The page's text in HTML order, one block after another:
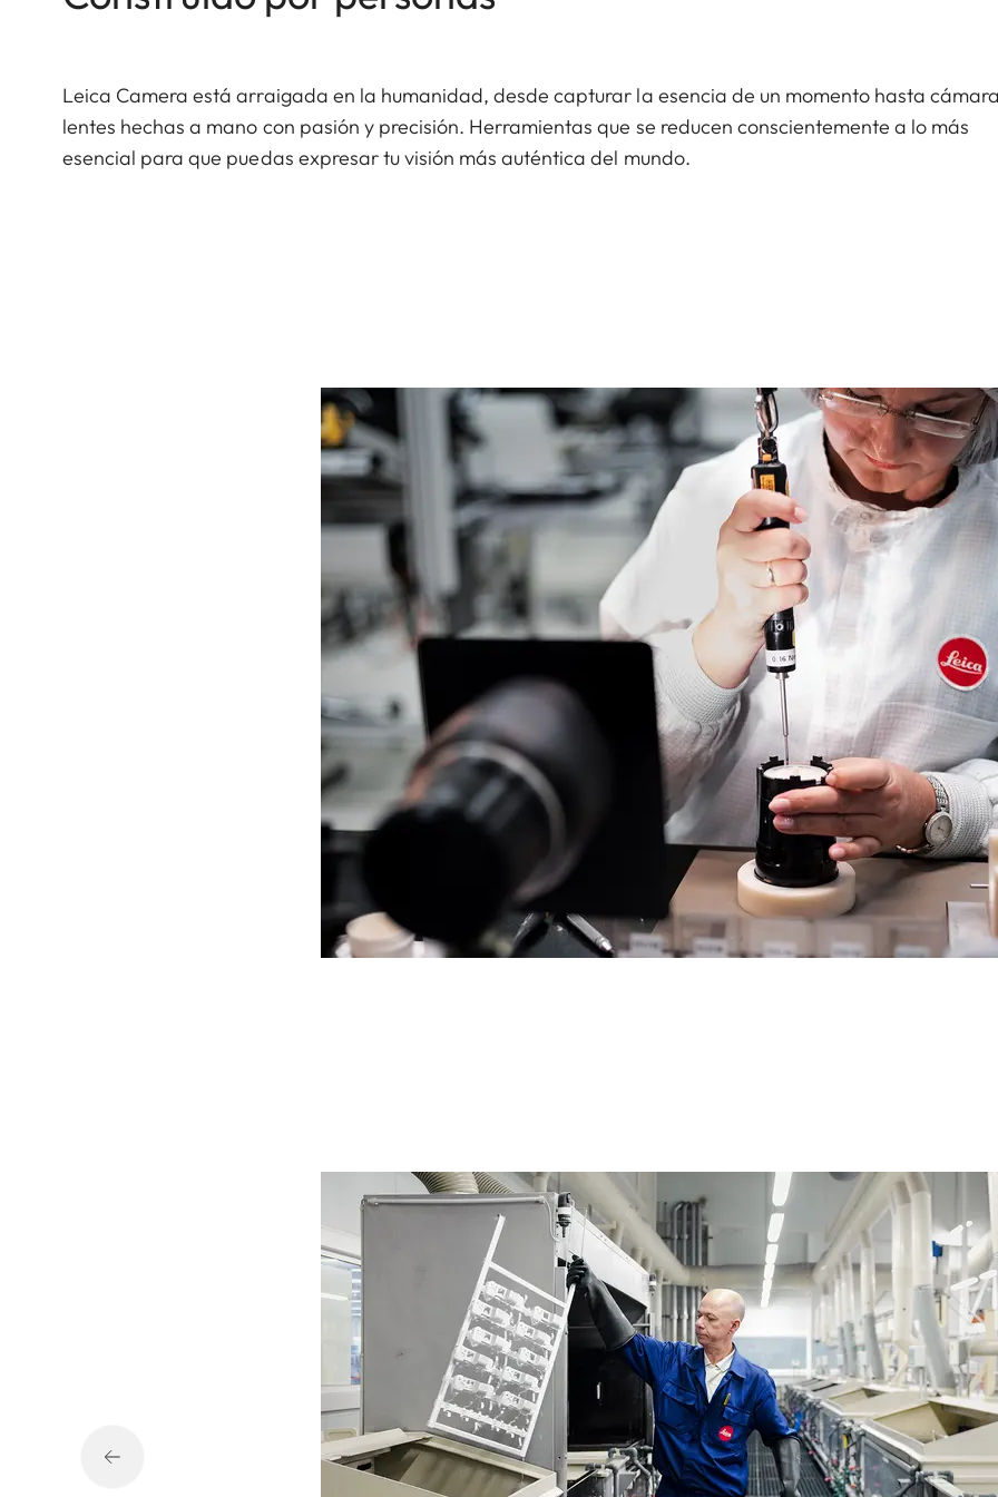
Leica Camera está arraigada en la humanidad, desde capturar la esencia de un momento hasta
lentes hechas a mano con pasión y precisión. Herramientas que se reducen conscientemente a lo más
esencial para que puedas expresar tu visión más auténtica del mundo.